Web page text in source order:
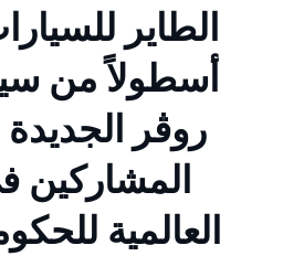
الطاير
أسطولاً من
روڤر الجديدة
المشاركين
العالمية